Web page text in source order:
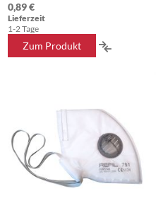
0,89 €
Lieferzeit
1-2 Tage
Zum Produkt